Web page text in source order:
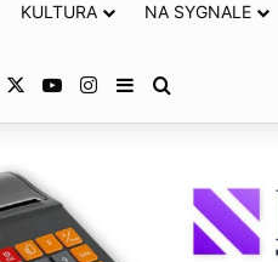
KULTURA NA SYGNALE
Facebook YouTubeInstagram
Sidebar